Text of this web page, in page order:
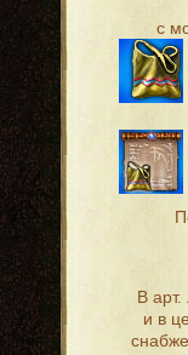
с
В арт.
и в